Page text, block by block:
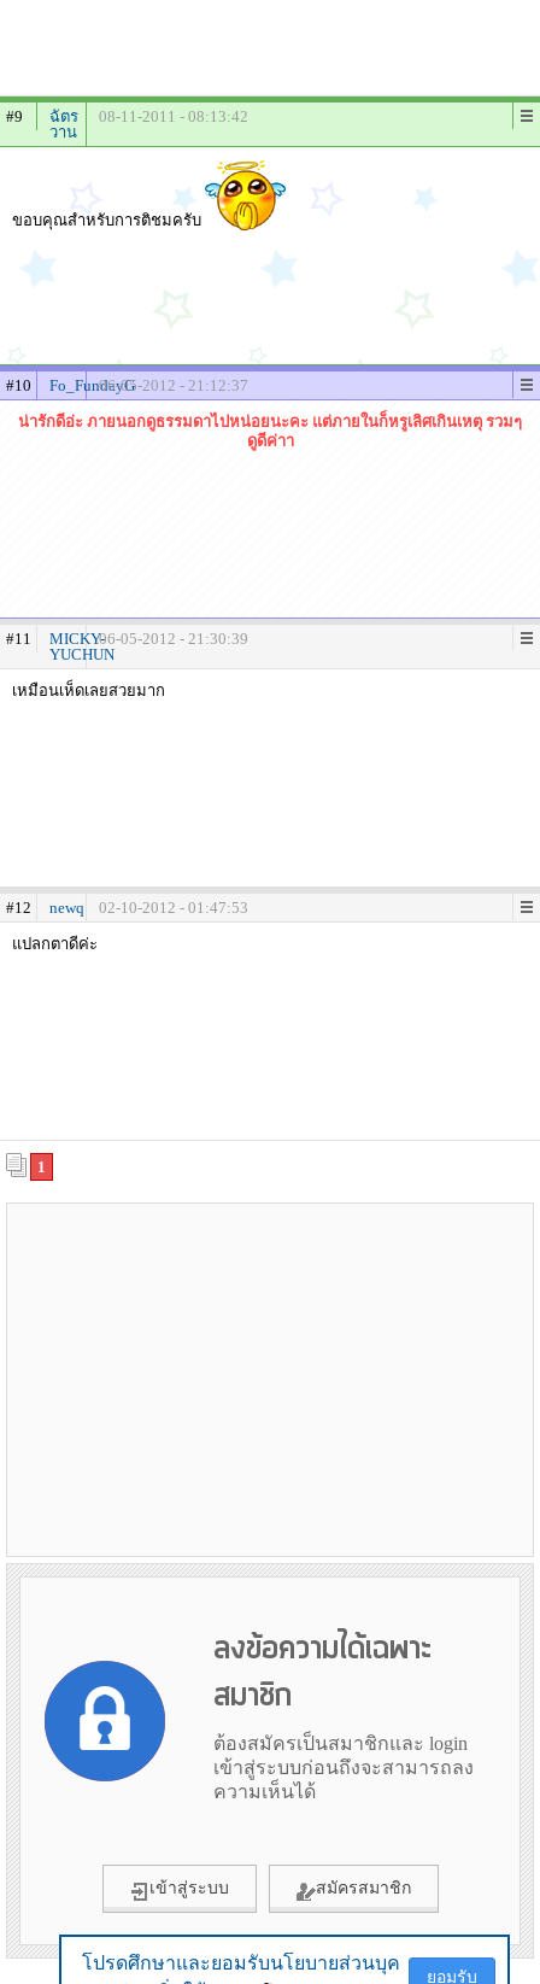
โปรดศึกษาและยอมรับนโยบายส่วนบุค
ยอมรับ
#9
ฉัตร
วาน
08-11-2011 - 08:13:42
ขอบคุณสำหรับการติชมครับ
#10 Fo_FundayG06-05-2012 - 21:12:37
น่ารักดีอ่ะ ภายนอกดูธรรมดาไปหน่อยนะคะ แต่ภายในก็หรูเลิศเกินเหตุ รวมๆ
ดูดีค่าา
#11
MICKY-
YUCHUN
06-05-2012 - 21:30:39
เหมือนเห็ดเลยสวยมาก
#12 newq
02-10-2012 - 01:47:53
แปลกตาดีค่ะ
1
ลงข้อความได้เฉพาะ
สมาชิก
ต้องสมัครเป็นสมาชิกและ login
เข้าสู่ระบบก่อนถึงจะสามารถลง
ความเห็นได้
เข้าสู่ระบบ สมัครสมาชิก
โปรดศึกษาและยอมรับนโยบายส่วนบุค
ยอมรับ